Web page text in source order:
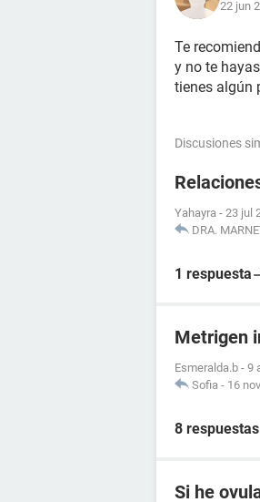
22 jun
Te
y no te
tienes algún
Discusiones
Yahayra - 23 jul
DRA.
1 respuesta
Metrigen
Esmeralda.b - 9
Sofia - 16
8 respuestas
Si he